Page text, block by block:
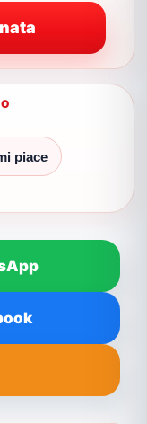
piace